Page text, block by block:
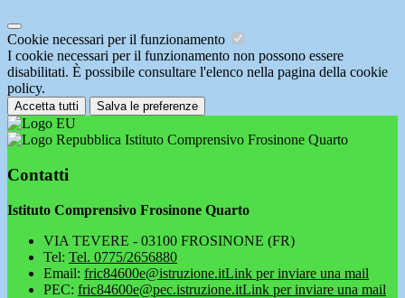
Cookie necessari per il funzionamento
I cookie necessari per il funzionamento non possono essere
disabilitati. È possibile consultare l'elenco nella pagina della cookie
policy.
Accetta tutti Salva le preferenze
Istituto Comprensivo Frosinone Quarto
Contatti
Istituto Comprensivo Frosinone Quarto
VIA TEVERE - 03100 FROSINONE (FR)
Tel: Tel. 0775/2656880
Email: fric84600e@istruzione.itLink per inviare una mail
PEC: fric84600e@pec.istruzione.itLink per inviare una mail